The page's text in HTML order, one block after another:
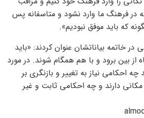
در فرهنگ ما وارد نشود و متاسفانه پس
که باید موفق نبودیم».
در خاتمه بیاناتشان عنوان کردند: «باید
از بین برود و با هم همگام شوند. در مورد
احکامی نیاز به تغییر و بازنگری بر
دارند و چه احکامی ثابت و غیر